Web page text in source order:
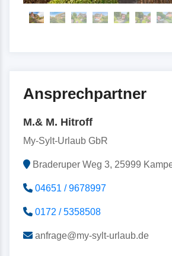
Ansprechpartner
M.& M. Hitroff
My-Sylt-Urlaub GbR
Braderuper Weg 3, 25999
04651 / 9678997
0172 / 5358508
anfrage@my-sylt-urlaub.de